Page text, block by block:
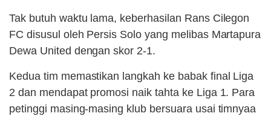
Tak butuh waktu lama, keberhasilan Rans Cilegon
FC disusul oleh Persis Solo yang melibas Martapura
Dewa United dengan skor 2-1.
Kedua tim memastikan langkah ke babak final Liga
2 dan mendapat promosi naik tahta ke Liga 1. Para
petinggi masing-masing klub bersuara usai timnyaa